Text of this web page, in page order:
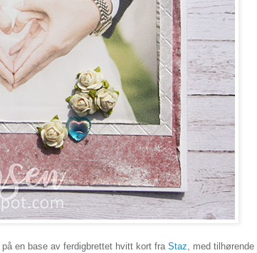
en base av ferdigbrettet hvitt kort fra Staz, med tilhørende